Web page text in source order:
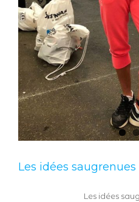
Les idées
Les idées